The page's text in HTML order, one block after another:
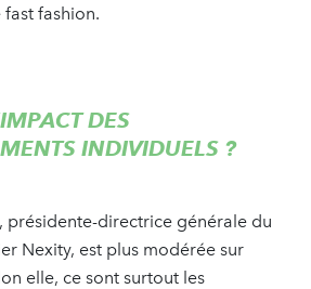
fashion.
DES
INDIVIDUELS ?
présidente-directrice générale du
Nexity, est plus modérée sur
elle, ce sont surtout les